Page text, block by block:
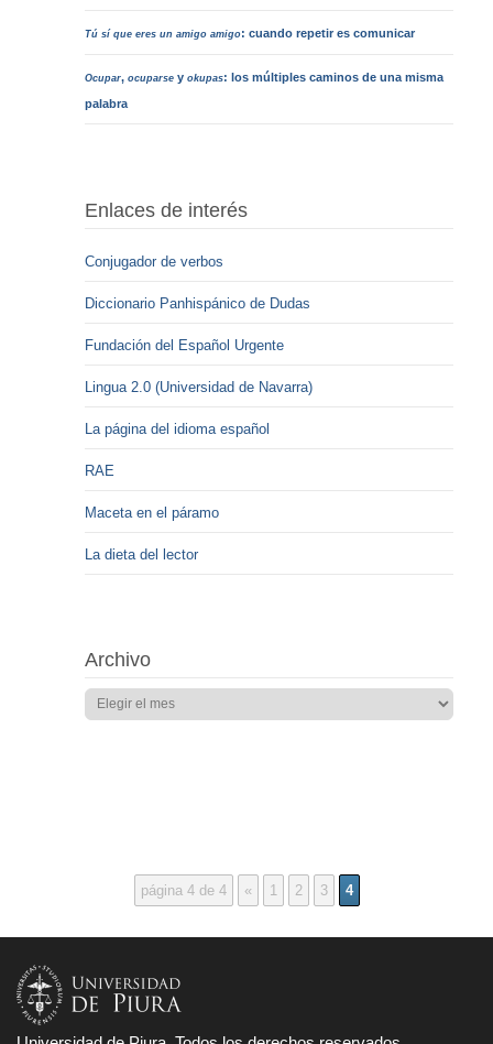
Tú sí que eres un amigo amigo: cuando repetir es comunicar
Ocupar,ocuparse yokupas: los múltiples caminos de una misma
palabra
Enlaces de interés
Conjugador de verbos
Diccionario Panhispánico de Dudas
Fundación del Español Urgente
Lingua 2.0 (Universidad de Navarra)
La página del idioma español
RAE
Maceta en el páramo
La dieta del lector
Archivo
página 4 de 4 « 1 2 3 4